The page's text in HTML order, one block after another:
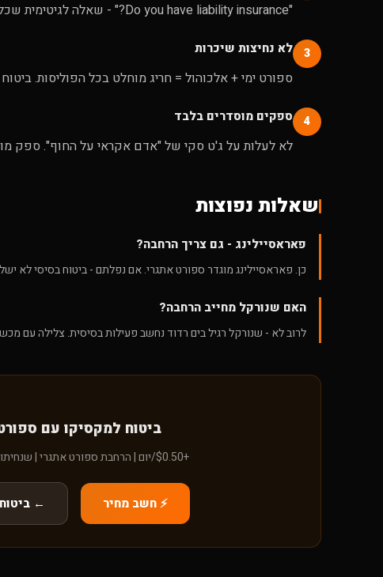
"Do you have liability insurance?" - שאלה לגיטימית שכל ספק אחראי ישיב עליה בחיוב.
3 לא נחיצות שיכרות
ספורט ימי + אלכוהול = חריג מוחלט בכל הפוליסות.
4 ספקים מוסדרים בלבד
לא לעלות על ג'ט סקי של "אדם אקראי על החוף". ספק
שאלות נפוצות
פאראסיילינג - גם צריך הרחבה?
כן. פאראסיילינג מוגדר ספורט אתגרי. אם נפלתם - ביטוח בסיסי לא
האם שנורקל מחייב הרחבה?
לרוב לא - שנורקל רגיל בים רדוד נחשב פעילות בסיסית. צלילה עם
ביטוח למקסיקו עם
+$0.50/יום | הרחבת ספורט אתגרי | שנחיתו בקנקון - מכוסים
⚡ חשב מחיר ←